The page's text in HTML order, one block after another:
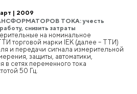
| 2009
ТОКА: учесть
снизить затраты
на номинальное
торговой марки IEK (далее – ТТИ)
и передачи сигнала измерительной
защиты, автоматики,
в сетях переменного тока
50 Гц.